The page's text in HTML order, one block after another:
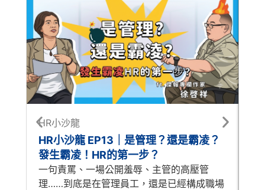
HR小沙龍
HR小沙龍 EP13｜是管理？還是霸凌？
發生霸凌！HR的第一步？
一句責罵、一場公開羞辱、主管的高壓管
理……到底是在管理員工，還是已經構成職場